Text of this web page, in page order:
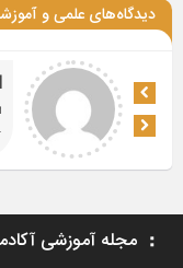
دیدگاه‌های علمی و
مجله آموزشی